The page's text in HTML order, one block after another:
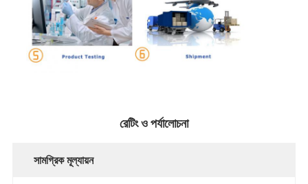
রেটিং ও পর্যালোচনা
সামগ্রিক মূল্যায়ন